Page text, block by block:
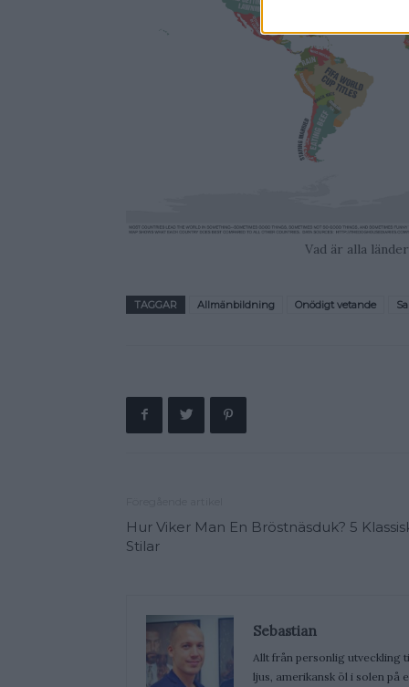
Vad är alla
TAGGAR Allmänbildning Onödigt vetande
Hur Viker Man En Bröstnäsduk? 5
Stilar
Sebastian
Allt från personlig utveckling
ljus, amerikansk öl i solen på